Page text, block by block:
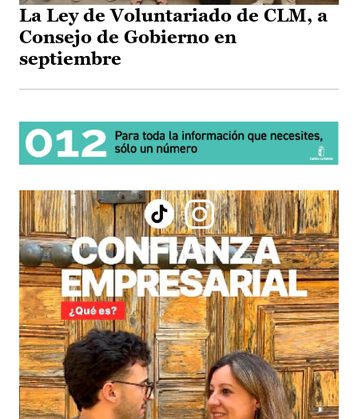
La Ley de Voluntariado de CLM, a
Consejo de Gobierno en
septiembre